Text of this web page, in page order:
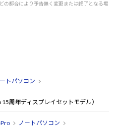
の都合により予告無く変更または終了となる場
トパソコン
周年ディスプレイセットモデル）
ノートパソコン